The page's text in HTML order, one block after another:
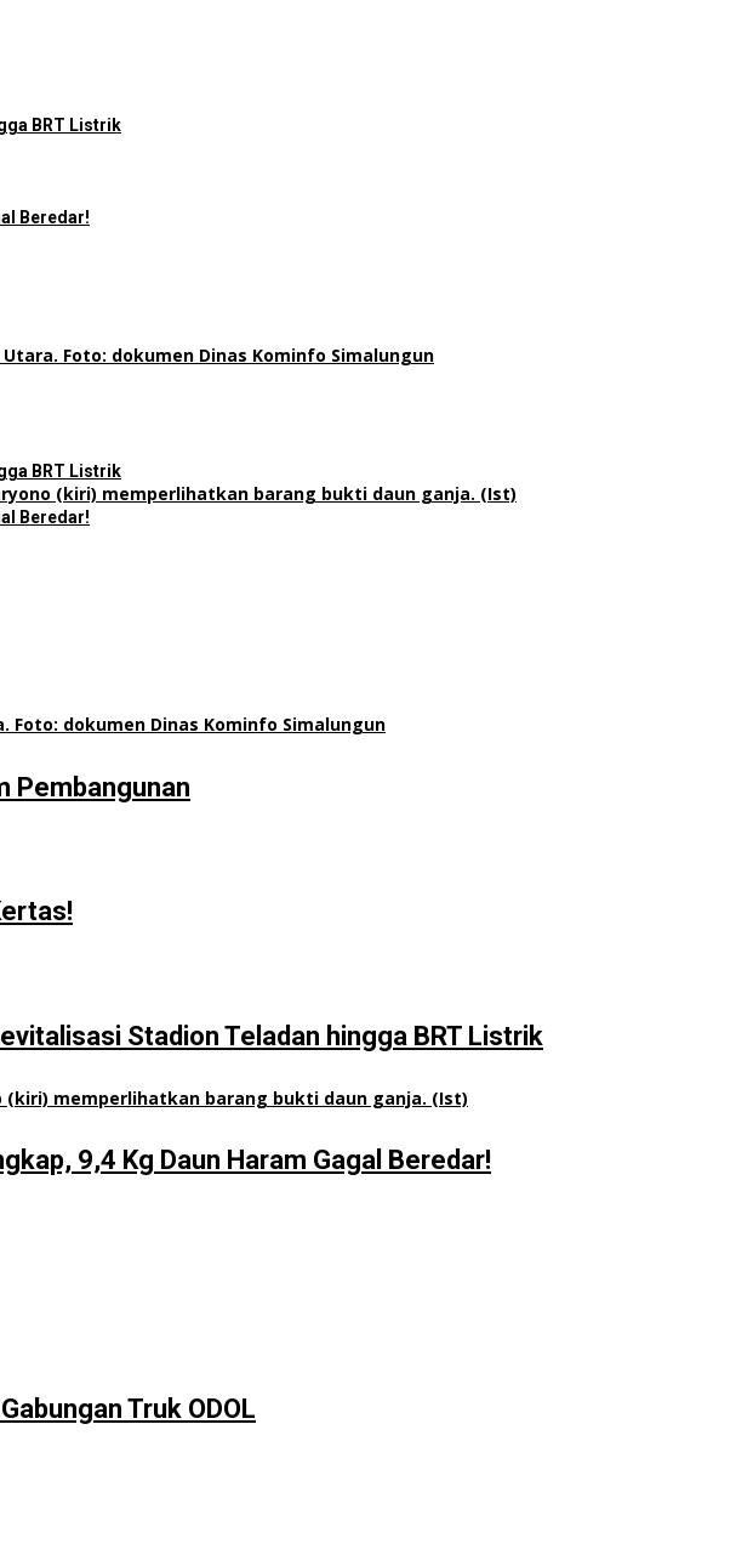
BRT Listrik
Beredar!
BRT Listrik
Beredar!
Pembangunan
Stadion Teladan hingga BRT Listrik
9,4 Kg Daun Haram Gagal Beredar!
Truk ODOL